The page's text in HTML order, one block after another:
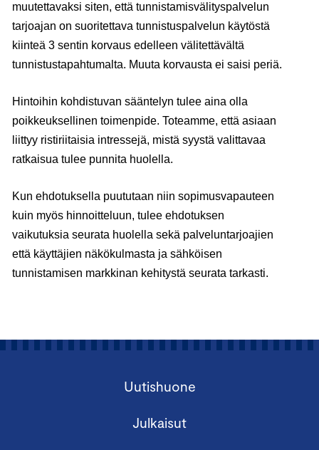
muutettavaksi siten, että tunnistamisvälityspalvelun
tarjoajan on suoritettava tunnistuspalvelun käytöstä
kiinteä 3 sentin korvaus edelleen välitettävältä
tunnistustapahtumalta. Muuta korvausta ei saisi periä.
Hintoihin kohdistuvan sääntelyn tulee aina olla
poikkeuksellinen toimenpide. Toteamme, että asiaan
liittyy ristiriitaisia intressejä, mistä syystä valittavaa
ratkaisua tulee punnita huolella.
Kun ehdotuksella puututaan niin sopimusvapauteen
kuin myös hinnoitteluun, tulee ehdotuksen
vaikutuksia seurata huolella sekä palveluntarjoajien
että käyttäjien näkökulmasta ja sähköisen
tunnistamisen markkinan kehitystä seurata tarkasti.
Uutishuone
Julkaisut